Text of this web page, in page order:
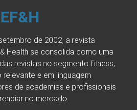
de 2002, a revista
Health se consolida como uma
revistas no segmento fitness,
e em linguagem
de academias e profissionais
no mercado.